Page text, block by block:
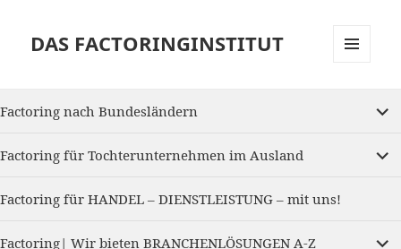
DAS FACTORINGINSTITUT
Factoring nach Bundesländern
child
Factoring für Tochterunternehmen im Ausland
child
Factoring für HANDEL – DIENSTLEISTUNG – mit uns!
Factoring| Wir bieten BRANCHENLÖSUNGEN A-Z
child